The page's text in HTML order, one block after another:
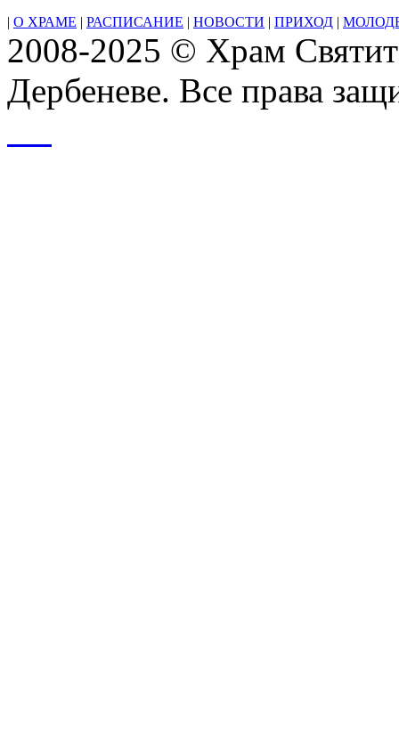
| О ХРАМЕ | РАСПИСАНИЕ | НОВОСТИ | ПРИХОД |
2008-2025 © Храм
Дербеневе. Все права